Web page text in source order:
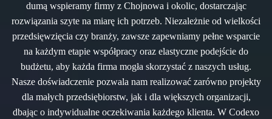
dumą wspieramy firmy z Chojnowa i okolic, dostarczając
rozwiązania szyte na miarę ich potrzeb. Niezależnie od wielkości
przedsięwzięcia czy branży, zawsze zapewniamy pełne wsparcie
na każdym etapie współpracy oraz elastyczne podejście do
budżetu, aby każda firma mogła skorzystać z naszych usług.
Nasze doświadczenie pozwala nam realizować zarówno projekty
dla małych przedsiębiorstw, jak i dla większych organizacji,
dbając o indywidualne oczekiwania każdego klienta. W Codexo